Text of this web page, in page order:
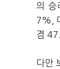
의 승
7%,
겸
다만